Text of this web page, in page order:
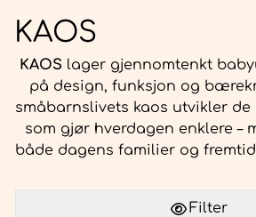
KAOS
KAOS lager gjennomtenkt
på design, funksjon og
småbarnslivets kaos utvikler
som gjør hverdagen enklere –
både dagens familier og
Filter